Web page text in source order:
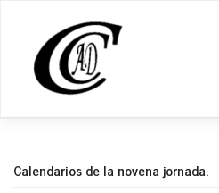
contenido
Calendarios de la novena jornada.